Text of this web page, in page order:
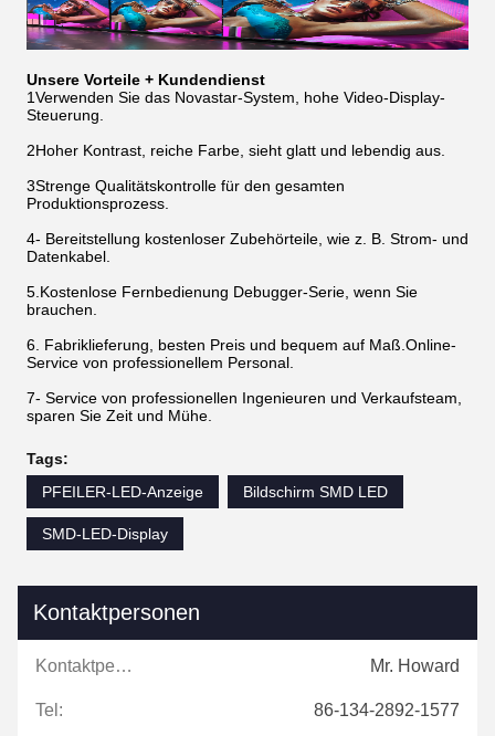
Unsere Vorteile + Kundendienst
1Verwenden Sie das Novastar-System, hohe Video-Display-
Steuerung.
2Hoher Kontrast, reiche Farbe, sieht glatt und lebendig aus.
3Strenge Qualitätskontrolle für den gesamten
Produktionsprozess.
4- Bereitstellung kostenloser Zubehörteile, wie z. B. Strom- und
Datenkabel.
5.Kostenlose Fernbedienung Debugger-Serie, wenn Sie
brauchen.
6. Fabriklieferung, besten Preis und bequem auf Maß.Online-
Service von professionellem Personal.
7- Service von professionellen Ingenieuren und Verkaufsteam,
sparen Sie Zeit und Mühe.
Tags:
PFEILER-LED-Anzeige
Bildschirm SMD LED
SMD-LED-Display
Kontaktpersonen
Kontaktpersonen: Mr. Howard
Tel: 86-134-2892-1577